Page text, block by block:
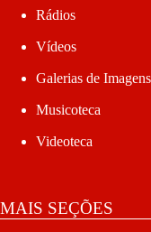
Rádios
Vídeos
Galerias de Imagens
Musicoteca
Videoteca
MAIS SEÇÕES